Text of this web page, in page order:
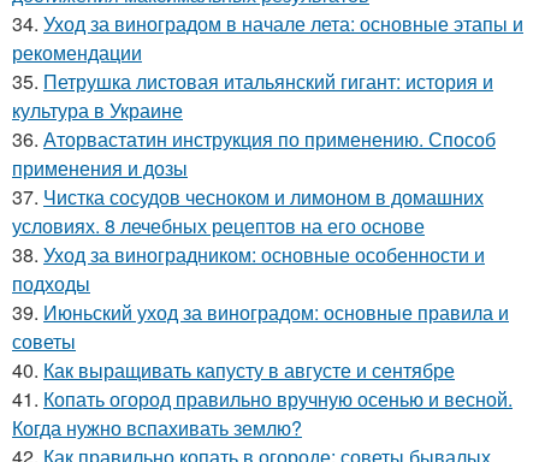
34. Уход за виноградом в начале лета: основные этапы и
рекомендации
35. Петрушка листовая итальянский гигант: история и
культура в Украине
36. Аторвастатин инструкция по применению. Способ
применения и дозы
37. Чистка сосудов чесноком и лимоном в домашних
условиях. 8 лечебных рецептов на его основе
38. Уход за виноградником: основные особенности и
подходы
39. Июньский уход за виноградом: основные правила и
советы
40. Как выращивать капусту в августе и сентябре
41. Копать огород правильно вручную осенью и весной.
Когда нужно вспахивать землю?